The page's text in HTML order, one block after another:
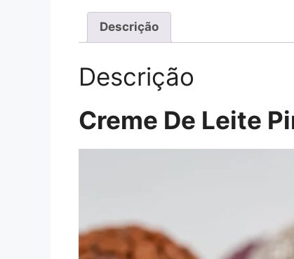
Descrição
Descrição
Creme De Leite